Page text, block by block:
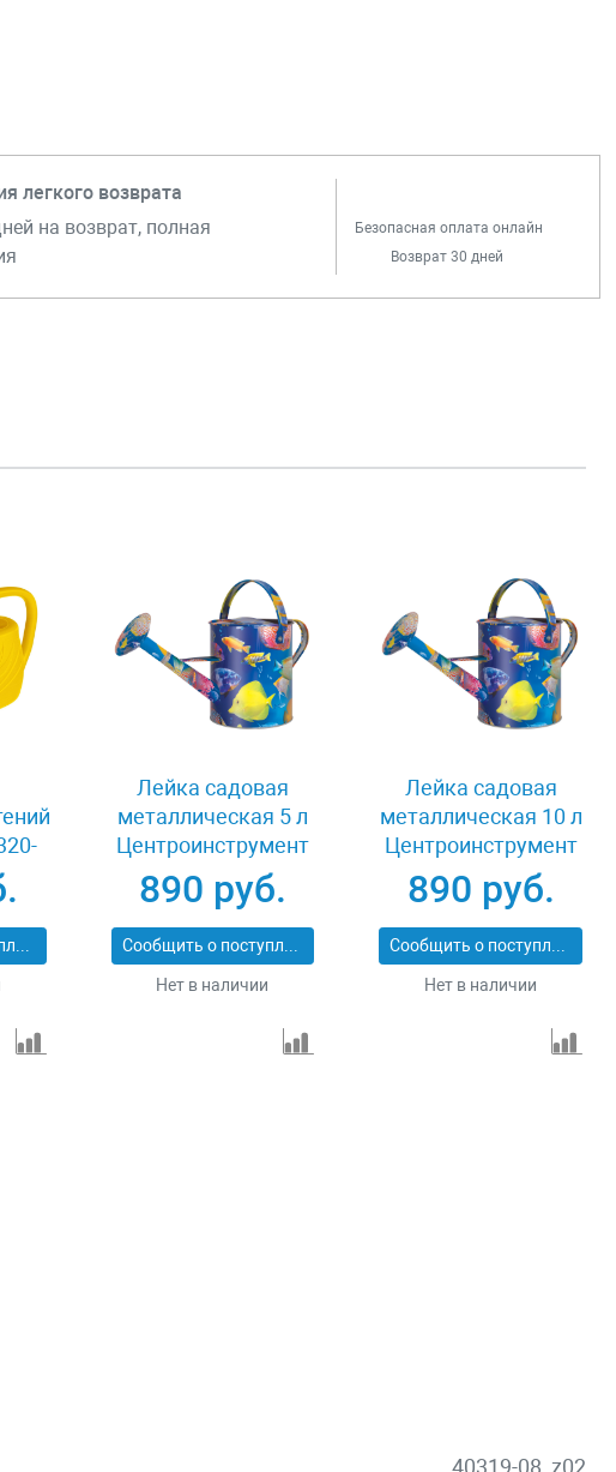
легкого возврата
на возврат, полная
Безопасная оплата онлайн
Возврат 30 дней
Сообщить о поступлении
Лейка садовая
металлическая 5 л
Центроинструмент
Рыбки 1038-5-12
890 руб.
Сообщить о поступлении
Нет в наличии
Лейка садовая
металлическая 10 л
Центроинструмент
Рыбки 1037-10-12
890 руб.
Сообщить о поступлении
Нет в наличии
40319-08_z02